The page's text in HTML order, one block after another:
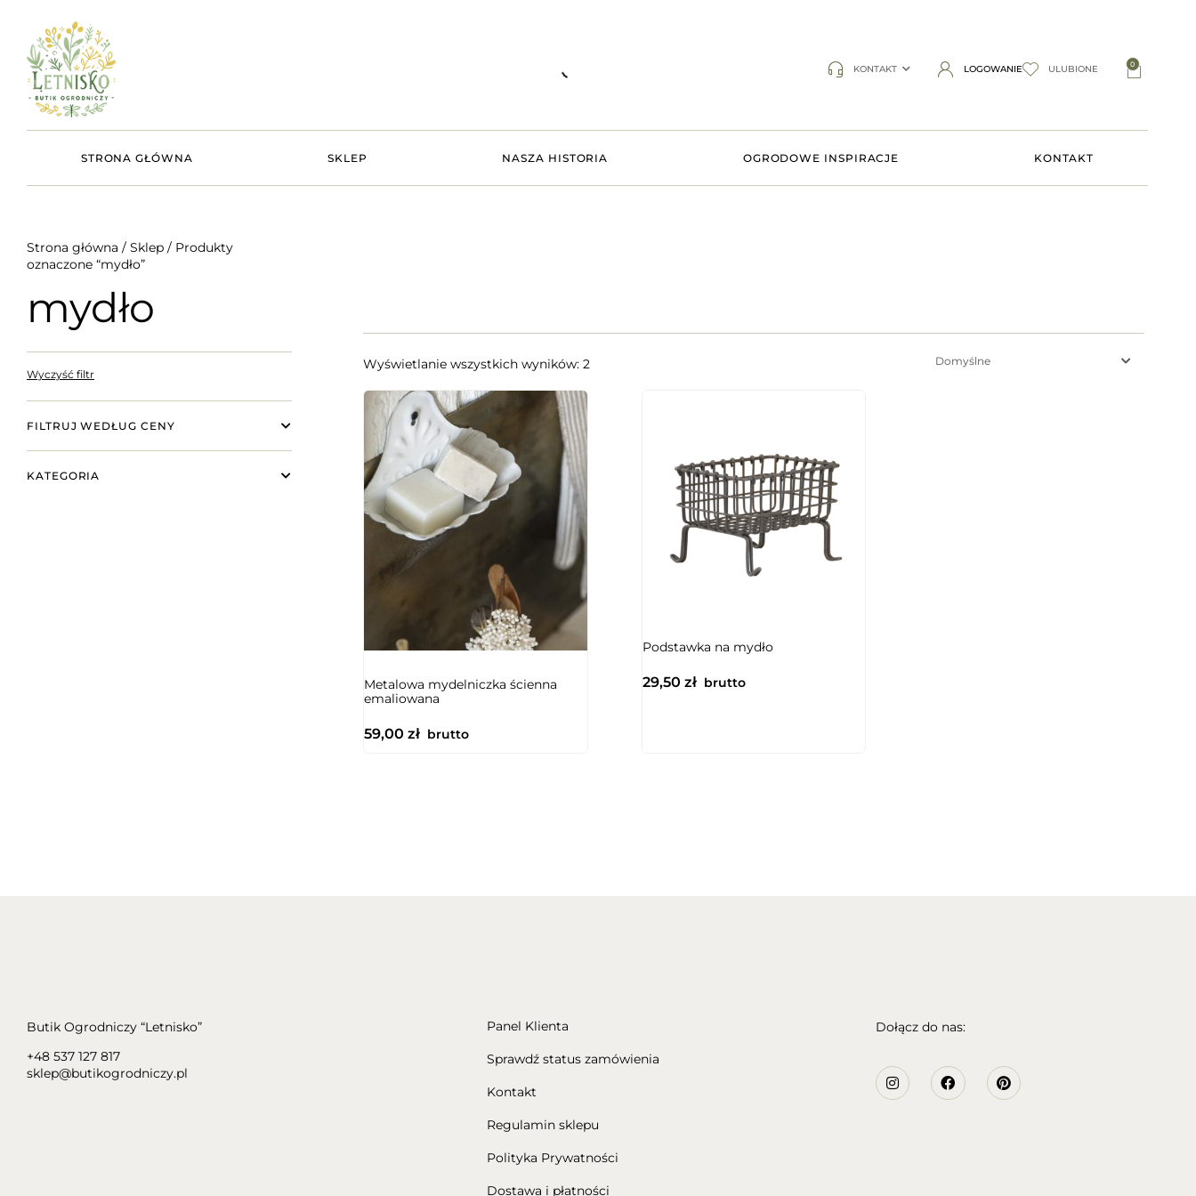
KONTAKT LOGOWANIE ULUBIONE 0
STRONA GŁÓWNA SKLEP NASZA HISTORIA OGRODOWE INSPIRACJE KONTAKT
Strona główna / Sklep / Produkty
oznaczone “mydło”
mydło
Wyczyść filtr
FILTRUJ WEDŁUG CENY
KATEGORIA
Wyświetlanie wszystkich wyników: 2 Domyślne
Metalowa mydelniczka ścienna
emaliowana
59,00 zł brutto
Podstawka na mydło
29,50 złbrutto
Butik Ogrodniczy “Letnisko”
+48 537 127 817
sklep@butikogrodniczy.pl
Panel Klienta
Sprawdź status zamówienia
Kontakt
Regulamin sklepu
Polityka Prywatności
Dostawa i płatności
Dołącz do nas: